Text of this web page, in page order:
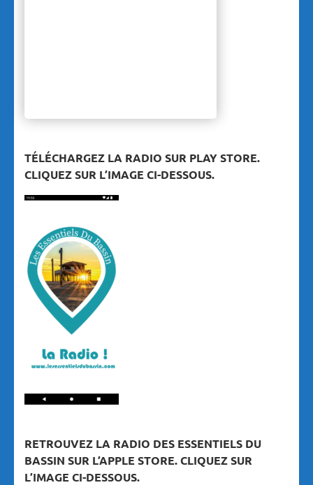
TÉLÉCHARGEZ LA RADIO SUR PLAY STORE.
CLIQUEZ SUR L’IMAGE CI-DESSOUS.
RETROUVEZ LA RADIO DES ESSENTIELS DU
BASSIN SUR L’APPLE STORE. CLIQUEZ SUR
L’IMAGE CI-DESSOUS.